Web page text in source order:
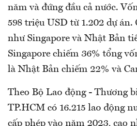
năm và đứng đầu cả nước.
598 triệu USD từ 1.202 dự án.
như Singapore và Nhật Bản
Singapore chiếm 36% tổng
là Nhật Bản chiếm 22% và
Theo Bộ Lao động - Thương
TP.HCM có 16.215 lao động
cấp phép vào năm 2023, cao